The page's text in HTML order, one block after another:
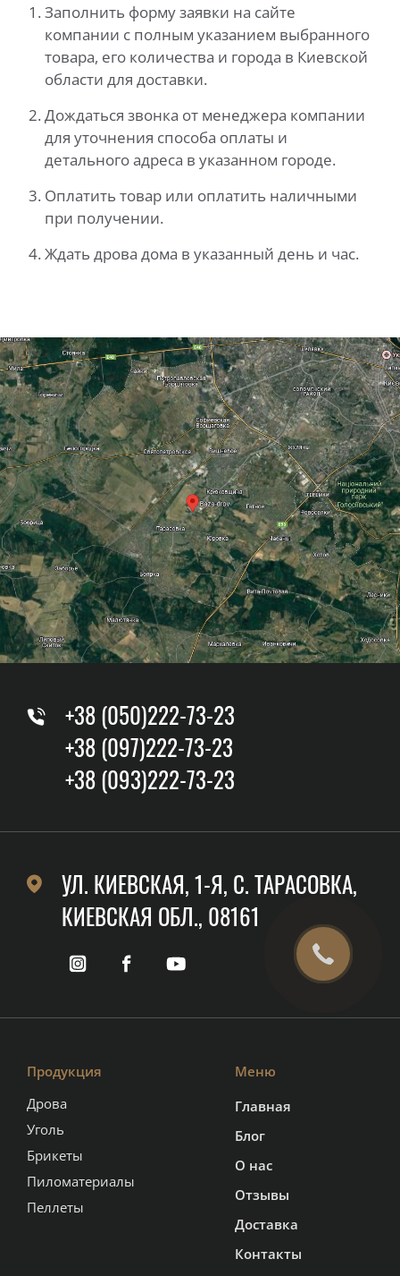
Заполнить форму заявки на сайте
компании с полным указанием выбранного
товара, его количества и города в Киевской
области для доставки.
Дождаться звонка от менеджера компании
для уточнения способа оплаты и
детального адреса в указанном городе.
Оплатить товар или оплатить наличными
при получении.
Ждать дрова дома в указанный день и час.
+38 (050)222-73-23
+38 (097)222-73-23
+38 (093)222-73-23
УЛ. КИЕВСКАЯ, 1-Я, C. ТАРАСОВКА,
КИЕВСКАЯ ОБЛ., 08161
Продукция
Дрова
Уголь
Брикеты
Пиломатериалы
Пеллеты
Меню
Главная
Блог
О нас
Отзывы
Доставка
Контакты